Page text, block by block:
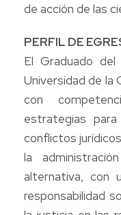
de acción de las
PERFIL DE
El Graduado
Universidad de la
con
estrategias
conflictos
la
alternativa, con
responsabilidad